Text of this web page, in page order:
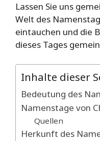
Lassen Sie uns
Welt des
eintauchen und die
dieses Tages
Inhalte dieser
Bedeutung des
Namenstage von
Quellen
Herkunft des